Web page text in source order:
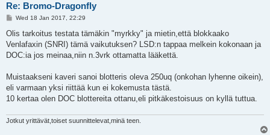
Re: Bromo-Dragonfly
P
s
Wed 18 Jan 2017, 22:29
Olis tarkoitus testata tämäkin "myrkky" ja mietin,että blokkaako
Venlafaxin (SNRI) tämä vaikutuksen? LSD:n tappaa melkein kokonaan ja
DOC:ia jos meinaa,niin n.3vrk ottamatta lääkettä.
Muistaakseni kaveri sanoi blotteris oleva 250uq (onkohan lyhenne oikein),
eli varmaan yksi riittää kun ei kokemusta tästä.
10 kertaa olen DOC blottereita ottanu,eli pitkäkestoisuus on kyllä tuttua.
Jotkut yrittävät,toiset suunnittelevat,minä teen.